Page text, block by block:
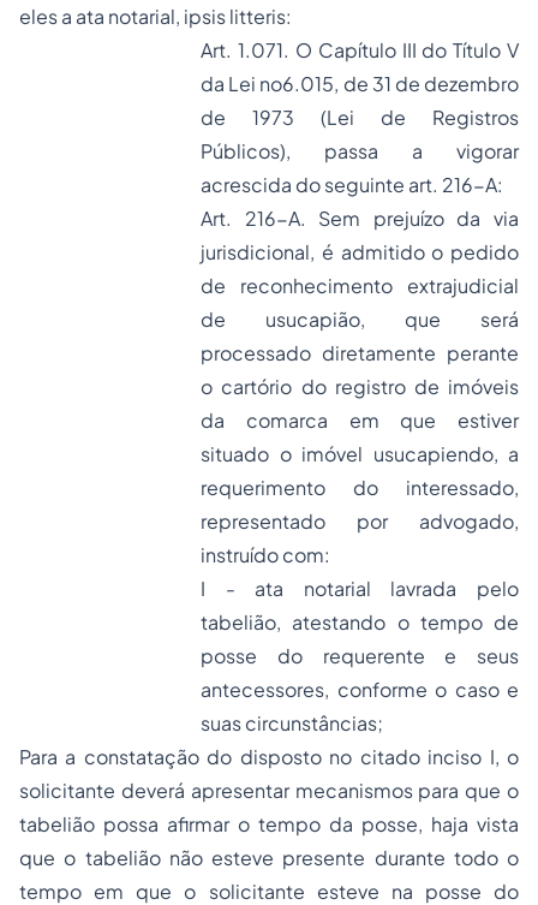
eles a ata notarial, ipsis litteris:
Art. 1.071. O Capítulo III do Título V
da Lei no6.015, de 31 de dezembro
de 1973 (Lei de Registros
Públicos), passa a vigorar
acrescida do seguinte art. 216-A:
Art. 216-A. Sem prejuízo da via
jurisdicional, é admitido o pedido
de reconhecimento extrajudicial
de usucapião, que será
processado diretamente perante
o cartório do registro de imóveis
da comarca em que estiver
situado o imóvel usucapiendo, a
requerimento do interessado,
representado por advogado,
instruído com:
I - ata notarial lavrada pelo
tabelião, atestando o tempo de
posse do requerente e seus
antecessores, conforme o caso e
suas circunstâncias;
Para a constatação do disposto no citado inciso I, o
solicitante deverá apresentar mecanismos para que o
tabelião possa afirmar o tempo da posse, haja vista
que o tabelião não esteve presente durante todo o
tempo em que o solicitante esteve na posse do